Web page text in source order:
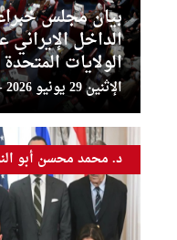
بيان مجلس
الداخل
الولايات المتحدة
الإثنين 29 يونيو 2026 - 21:11:46
د. محمد محسن أبو